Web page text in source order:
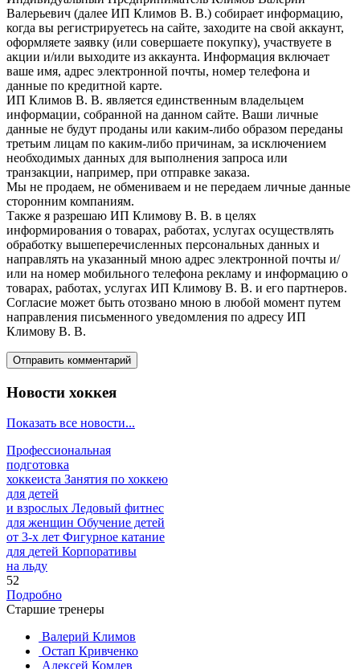
Валерьевич (далее ИП Климов В. В.) собирает информацию,
когда вы регистрируетесь на сайте, заходите на свой аккаунт,
оформляете заявку (или совершаете покупку), участвуете в
акции и/или выходите из аккаунта. Информация включает
ваше имя, адрес электронной почты, номер телефона и
данные по кредитной карте.
ИП Климов В. В. является единственным владельцем
информации, собранной на данном сайте. Ваши личные
данные не будут проданы или каким-либо образом переданы
третьим лицам по каким-либо причинам, за исключением
необходимых данных для выполнения запроса или
транзакции, например, при отправке заказа.
Мы не продаем, не обмениваем и не передаем личные данные
сторонним компаниям.
Также я разрешаю ИП Климову В. В. в целях
информирования о товарах, работах, услугах осуществлять
обработку вышеперечисленных персональных данных и
направлять на указанный мною адрес электронной почты и/
или на номер мобильного телефона рекламу и информацию о
товарах, работах, услугах ИП Климову В. В. и его партнеров.
Согласие может быть отозвано мною в любой момент путем
направления письменного уведомления по адресу ИП
Климову В. В.
Новости хоккея
Показать все новости...
Профессиональная
подготовка
хоккеиста Занятия по хоккею
для детей
и взрослых Ледовый фитнес
для женщин Обучение детей
от 3-х лет Фигурное катание
для детей Корпоративы
на льду
52
Подробно
Старшие тренеры
Валерий Климов
Остап Кривченко
Алексей Комлев